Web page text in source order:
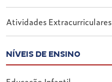
Atividades Extracurriculares
NÍVEIS DE ENSINO